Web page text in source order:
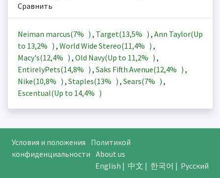
Сравнить
Neiman marcus(7% ) , Target(13,5% ) , Ann Taylor(Up
to 13,2% ) , World Wide Stereo(11,4% ) ,
Macy's(12,4% ) , Old Navy(Up to 11,2% ) ,
EntirelyPets(14,8% ) , Saks Fifth Avenue(12,4% ) ,
Nike(10,8% ) , Staples(13% ) , Sears(7% ) ,
Escentual(Up to 14,4% )
Условия и положения
Политикой
конфиденциальности About us
English | 中文 | 한국어 | Русский